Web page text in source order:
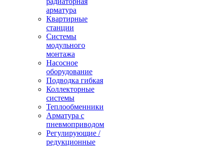
арматура
Квартирные
станции
Системы
модульного
монтажа
Насосное
оборудование
Подводка гибкая
Коллекторные
системы
Теплообменники
Арматура с
пневмоприводом
Регулирующие /
редукционные